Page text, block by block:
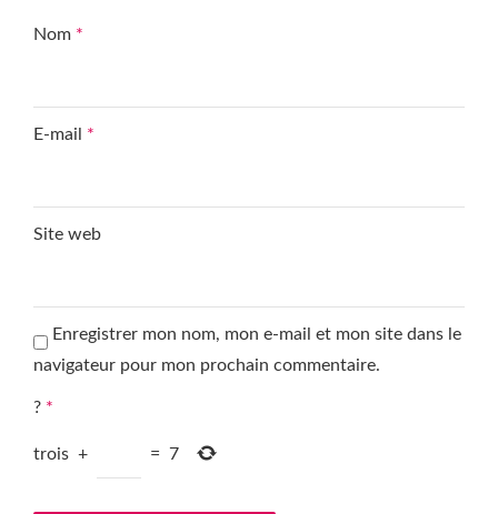
Nom *
E-mail *
Site web
Enregistrer mon nom, mon e-mail et mon site dans le
navigateur pour mon prochain commentaire.
? *
trois + = 7